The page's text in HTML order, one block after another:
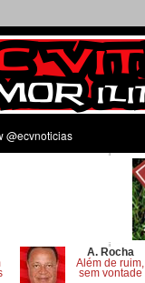
A. Rocha
Além de ruim,
sem vontade